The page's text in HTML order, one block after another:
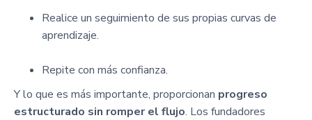
Realice un seguimiento de sus propias curvas de
aprendizaje.
Repite con más confianza.
Y lo que es más importante, proporcionan progreso
estructurado sin romper el flujo. Los fundadores